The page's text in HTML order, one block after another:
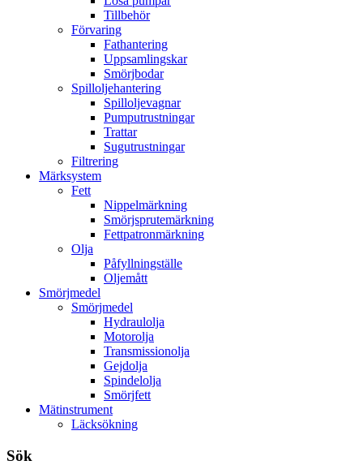
Tillbehör
Förvaring
Fathantering
Uppsamlingskar
Smörjbodar
Spilloljehantering
Spilloljevagnar
Pumputrustningar
Trattar
Sugutrustningar
Filtrering
Märksystem
Fett
Nippelmärkning
Smörjsprutemärkning
Fettpatronmärkning
Olja
Påfyllningställe
Oljemått
Smörjmedel
Smörjmedel
Hydraulolja
Motorolja
Transmissionolja
Gejdolja
Spindelolja
Smörjfett
Mätinstrument
Läcksökning
Sök